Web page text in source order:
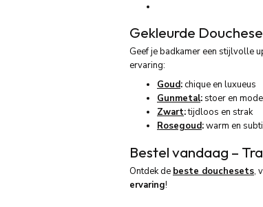
Gekleurde
Geef je badkamer een stijlvolle
ervaring:
Goud:chique en luxueus
Gunmetal: stoer en
Zwart:tijdloos en strak
Rosegoud:warm en
Bestel vandaag –
Ontdek de beste douchesets,
ervaring!